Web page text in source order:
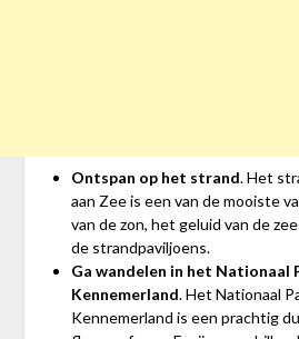
Ontspan op het strand. Het
aan Zee is een van de mooiste
van de zon, het geluid van de
de strandpaviljoens.
Ga wandelen in het Nationaal
Kennemerland. Het Nationaal
Kennemerland is een prachtig